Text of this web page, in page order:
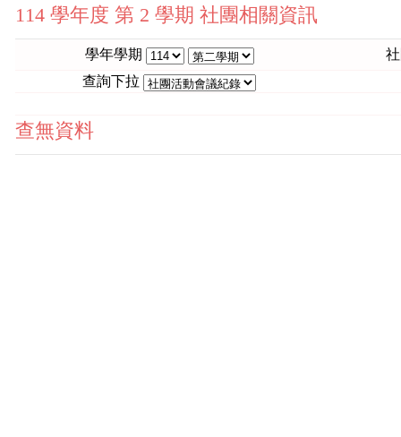
114 學年度 第 2 學期 社團相關資訊
學年學期
查詢下拉
查無資料